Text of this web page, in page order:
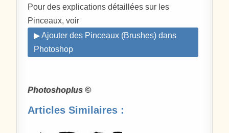
Pour des explications détaillées sur les
Pinceaux, voir
▶ Ajouter des Pinceaux (Brushes) dans
Photoshop
Photoshoplus ©
Articles Similaires :